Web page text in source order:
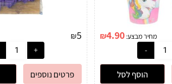
מחיר מבצע: ₪4.90
הוסף לסל
₪5
פרטים נוספים